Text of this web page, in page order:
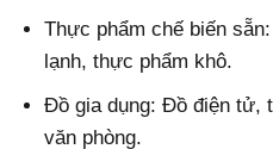
Thực phẩm chế biến
lạnh, thực phẩm khô.
Đồ gia dụng: Đồ điện tử,
văn phòng.